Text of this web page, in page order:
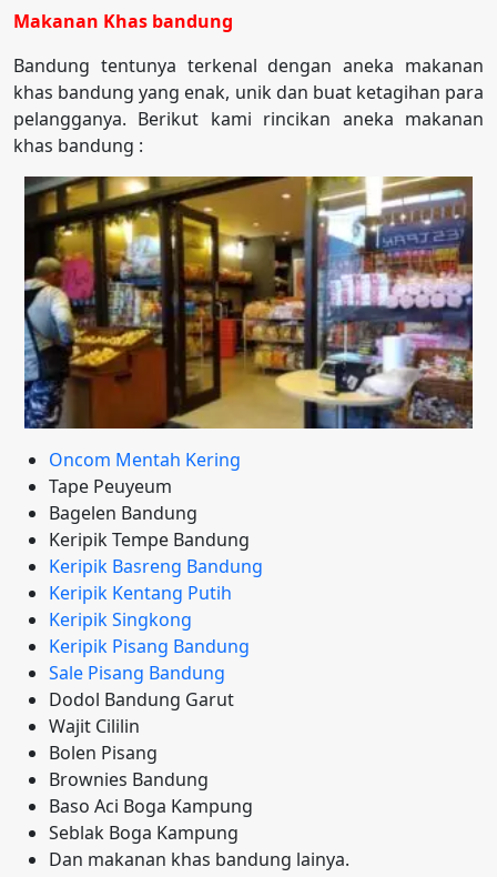
Makanan Khas bandung
Bandung tentunya terkenal dengan aneka makanan
khas bandung yang enak, unik dan buat ketagihan para
pelangganya. Berikut kami rincikan aneka makanan
khas bandung :
Oncom Mentah Kering
Tape Peuyeum
Bagelen Bandung
Keripik Tempe Bandung
Keripik Basreng Bandung
Keripik Kentang Putih
Keripik Singkong
Keripik Pisang Bandung
Sale Pisang Bandung
Dodol Bandung Garut
Wajit Cililin
Bolen Pisang
Brownies Bandung
Baso Aci Boga Kampung
Seblak Boga Kampung
Dan makanan khas bandung lainya.